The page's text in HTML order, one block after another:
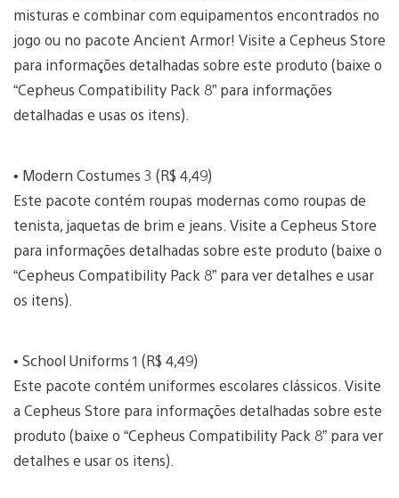
misturas e combinar com equipamentos encontrados no
jogo ou no pacote Ancient Armor! Visite a Cepheus Store
para informações detalhadas sobre este produto (baixe o
“Cepheus Compatibility Pack 8” para informações
detalhadas e usas os itens).
• Modern Costumes 3 (R$ 4,49)
Este pacote contém roupas modernas como roupas de
tenista, jaquetas de brim e jeans. Visite a Cepheus Store
para informações detalhadas sobre este produto (baixe o
“Cepheus Compatibility Pack 8” para ver detalhes e usar
os itens).
• School Uniforms 1 (R$ 4,49)
Este pacote contém uniformes escolares clássicos. Visite
a Cepheus Store para informações detalhadas sobre este
produto (baixe o “Cepheus Compatibility Pack 8” para ver
detalhes e usar os itens).